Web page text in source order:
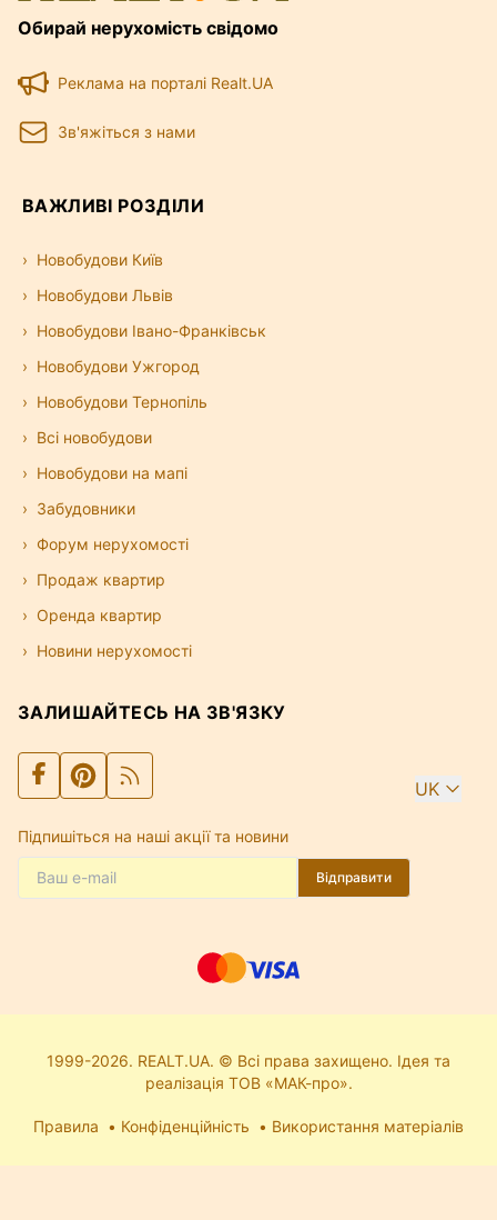
Обирай нерухомість свідомо
Реклама на порталі Realt.UA
Зв'яжіться з нами
ВАЖЛИВІ РОЗДІЛИ
Новобудови Київ
Новобудови Львів
Новобудови Івано-Франківськ
Новобудови Ужгород
Новобудови Тернопіль
Всі новобудови
Новобудови на мапі
Забудовники
Форум нерухомості
Продаж квартир
Оренда квартир
Новини нерухомості
ЗАЛИШАЙТЕСЬ НА ЗВ'ЯЗКУ
UK
Підпишіться на наші акції та новини
Відправити
1999-2026. REALT.UA. © Всі права захищено. Ідея та
реалізація ТОВ «МАК-про».
Правила Конфіденційність Використання матеріалів